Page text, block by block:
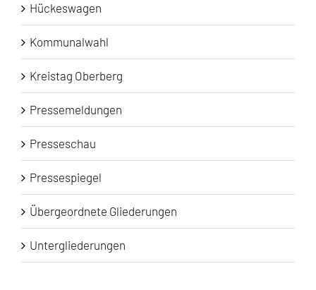
Hückeswagen
Kommunalwahl
Kreistag Oberberg
Pressemeldungen
Presseschau
Pressespiegel
Übergeordnete Gliederungen
Untergliederungen